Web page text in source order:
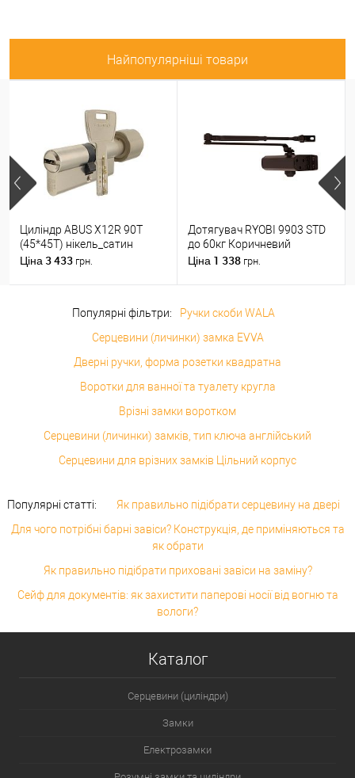
Найпопулярніші товари
Циліндр ABUS X12R 90T
(45*45T) нікель_сатин
Ціна 3 433 грн.
Дотягувач RYOBI 9903 STD
до 60кг Коричневий
Ціна 1 338 грн.
Популярні фільтри:
Ручки скоби WALA
Серцевини (личинки) замка EVVA
Дверні ручки, форма розетки квадратна
Воротки для ванної та туалету кругла
Врізні замки воротком
Серцевини (личинки) замків, тип ключа англійський
Серцевини для врізних замків Цільний корпус
Популярні статті:
Як правильно підібрати серцевину на двері
Для чого потрібні барні завіси? Конструкція, де приміняються та
як обрати
Як правильно підібрати приховані завіси на заміну?
Сейф для документів: як захистити паперові носії від вогню та
вологи?
Каталог
Серцевини (циліндри)
Замки
Електрозамки